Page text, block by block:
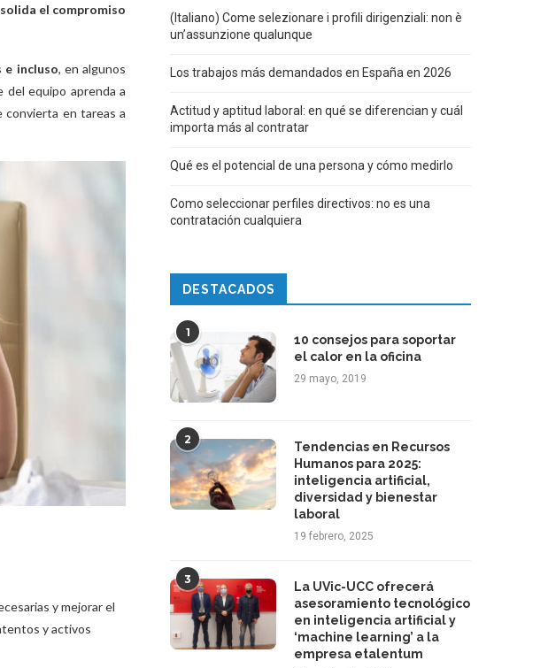
el compromiso
e incluso, en algunos
del equipo aprenda a
convierta en tareas a
y mejorar el
y activos
(Italiano) Come selezionare i profili dirigenziali: non è
un’assunzione qualunque
Los trabajos más demandados en España en 2026
Actitud y aptitud laboral: en qué se diferencian y cuál
importa más al contratar
Qué es el potencial de una persona y cómo medirlo
Como seleccionar perfiles directivos: no es una
contratación cualquiera
DESTACADOS
1
10 consejos para soportar
el calor en la oficina
29 mayo, 2019
2
Tendencias en Recursos
Humanos para 2025:
inteligencia artificial,
diversidad y bienestar
laboral
19 febrero, 2025
3
La UVic-UCC ofrecerá
asesoramiento tecnológico
en inteligencia artificial y
‘machine learning’ a la
empresa etalentum